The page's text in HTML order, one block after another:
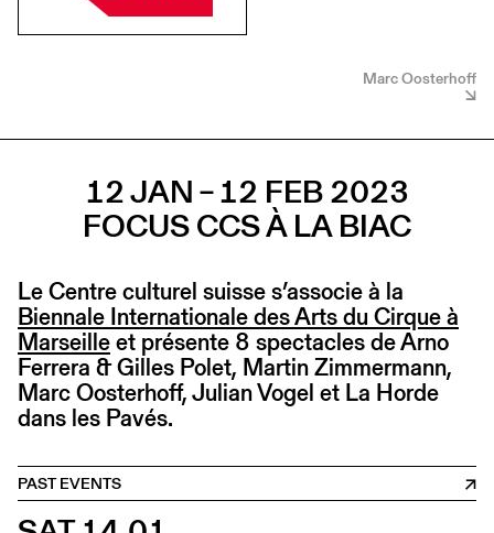
Marc Oosterhoff
12 JAN – 12 FEB 2023
FOCUS CCS À LA BIAC
Le Centre culturel suisse s’associe à la
Biennale Internationale des Arts du Cirque à
Marseilleet présente 8 spectacles de Arno
Ferrera & Gilles Polet, Martin Zimmermann,
Marc Oosterhoff, Julian Vogel et La Horde
dans les Pavés.
PAST EVENTS